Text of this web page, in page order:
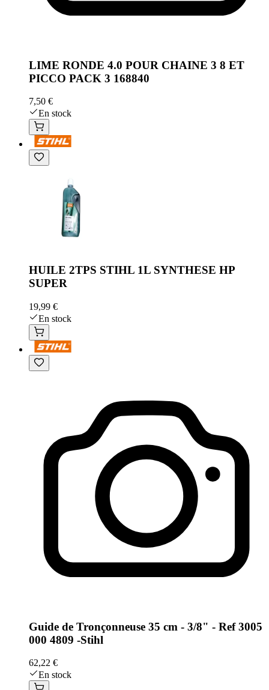
LIME RONDE 4.0 POUR CHAINE 3 8 ET
PICCO PACK 3 168840
7,50 €
En stock
HUILE 2TPS STIHL 1L SYNTHESE HP
SUPER
19,99 €
En stock
Guide de Tronçonneuse 35 cm - 3/8" - Ref 3005
000 4809 -Stihl
62,22 €
En stock